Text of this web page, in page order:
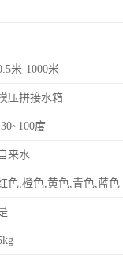
米-1000米
压拼接水箱
度
自来水
色,橙色,黄色,青色,蓝色